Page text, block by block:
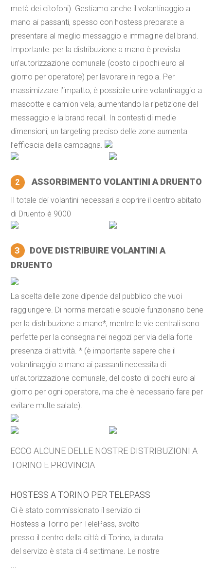
metà dei citofoni). Gestiamo anche il volantinaggio a
mano ai passanti, spesso con hostess preparate a
presentare al meglio messaggio e immagine del brand.
Importante: per la distribuzione a mano è prevista
un’autorizzazione comunale (costo di pochi euro al
giorno per operatore) per lavorare in regola. Per
massimizzare l’impatto, è possibile unire volantinaggio a
mascotte e camion vela, aumentando la ripetizione del
messaggio e la brand recall. In contesti di medie
dimensioni, un targeting preciso delle zone aumenta
l’efficacia della campagna.
2 ASSORBIMENTO VOLANTINI A DRUENTO
Il totale dei volantini necessari a coprire il centro abitato
di Druento è 9000
3
DOVE DISTRIBUIRE VOLANTINI A
DRUENTO
La scelta delle zone dipende dal pubblico che vuoi
raggiungere. Di norma mercati e scuole funzionano bene
per la distribuzione a mano*, mentre le vie centrali sono
perfette per la consegna nei negozi per via della forte
presenza di attività. * (è importante sapere che il
volantinaggio a mano ai passanti necessita di
un’autorizzazione comunale, del costo di pochi euro al
giorno per ogni operatore, ma che è necessario fare per
evitare multe salate).
ECCO ALCUNE DELLE NOSTRE DISTRIBUZIONI A
TORINO E PROVINCIA
HOSTESS A TORINO PER TELEPASS
Ci è stato commissionato il servizio di
Hostess a Torino per TelePass, svolto
presso il centro della città di Torino, la durata
del servizo è stata di 4 settimane. Le nostre
...